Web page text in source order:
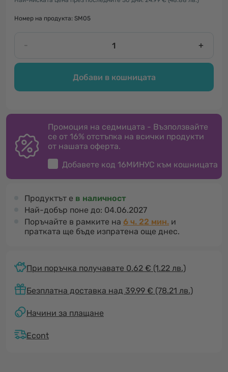
Номер на продукта: SM05
- +
Добави в кошницата
Промоция на седмицата - Възползвайте
се от 16% отстъпка на всички продукти
от нашата оферта.
Добавете код 16МИНУС към кошницата
Продуктът е в наличност
Най-добър поне до: 04.06.2027
Поръчайте в рамките на 6 ч. 22 мин. и
пратката ще бъде изпратена още днес.
При поръчка получавате 0.62 € (1.22 лв.)
Безплатна доставка над 39.99 € (78.21 лв.)
Начини за плащане
Econt